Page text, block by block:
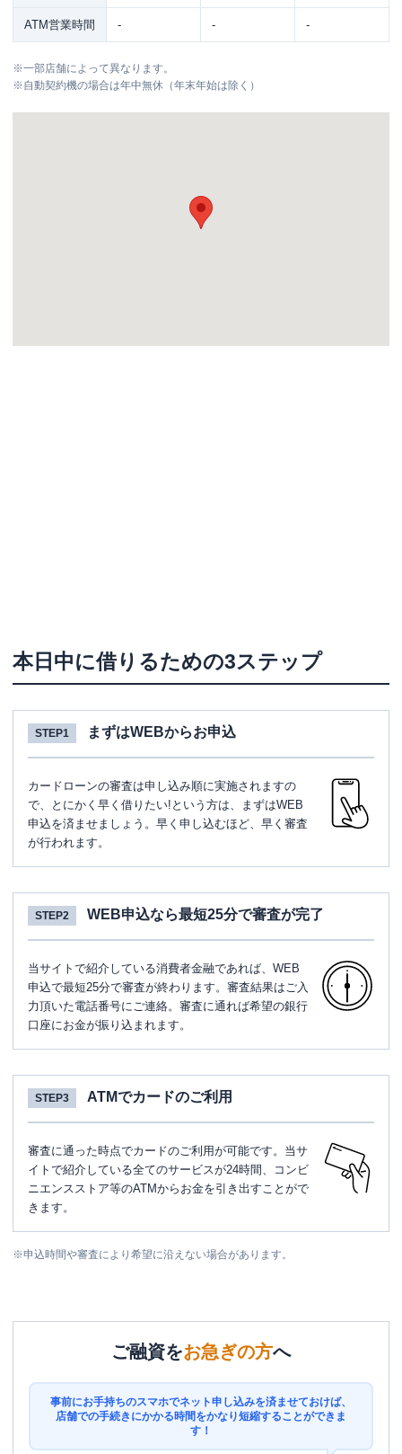
ATM営業時間 - - -
※一部店舗によって異なります。
※自動契約機の場合は年中無休（年末年始は除く）
本日中に借りるための3ステップ
STEP1 まずはWEBからお申込
カードローンの審査は申し込み順に実施されますの
で、とにかく早く借りたい!という方は、まずはWEB
申込を済ませましょう。早く申し込むほど、早く審査
が行われます。
STEP2 WEB申込なら最短25分で審査が完了
当サイトで紹介している消費者金融であれば、WEB
申込で最短25分で審査が終わります。審査結果はご入
力頂いた電話番号にご連絡。審査に通れば希望の銀行
口座にお金が振り込まれます。
STEP3 ATMでカードのご利用
審査に通った時点でカードのご利用が可能です。当サ
イトで紹介している全てのサービスが24時間、コンビ
ニエンスストア等のATMからお金を引き出すことがで
きます。
※申込時間や審査により希望に沿えない場合があります。
ご融資をお急ぎの方へ
事前にお手持ちのスマホでネット申し込みを済ませておけば、
店舗での手続きにかかる時間をかなり短縮することができま
す！